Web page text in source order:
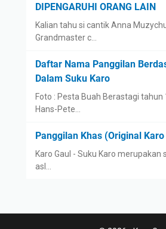
DIPENGARUHI ORANG LAIN
Kalian tahu si cantik Anna
Grandmaster c…
Daftar Nama Panggilan
Dalam Suku Karo
Foto : Pesta Buah Berastagi tahun
Hans-Pete…
Panggilan Khas (Original
Karo Gaul - Suku Karo merupakan
asl…